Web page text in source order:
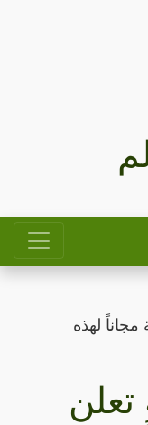
لهذه